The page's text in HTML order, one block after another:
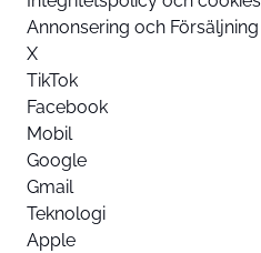
Annonsering och Försäljning
X
TikTok
Facebook
Mobil
Google
Gmail
Teknologi
Apple